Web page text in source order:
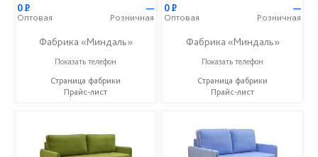
0Р
Оптовая
—
Розничная
Фабрика «Миндаль»
+7 (927) 630-62-82
Показать телефон
Страница фабрики
Прайс-лист
0Р
Оптовая
—
Розничная
Фабрика «Миндаль»
+7 (927) 630-62-82
Показать телефон
Страница фабрики
Прайс-лист